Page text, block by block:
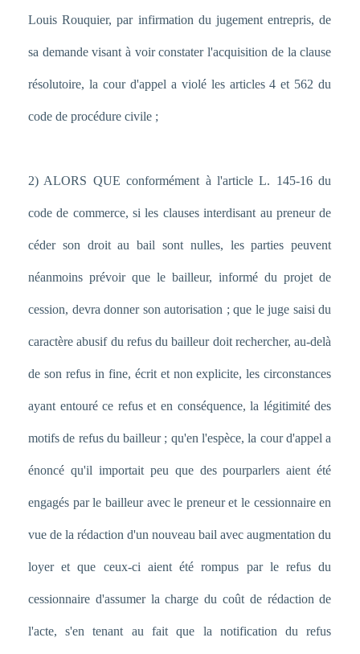
Louis Rouquier, par infirmation du jugement entrepris, de
sa demande visant à voir constater l'acquisition de la clause
résolutoire, la cour d'appel a violé les articles 4 et 562 du
code de procédure civile ;
2) ALORS QUE conformément à l'article L. 145-16 du
code de commerce, si les clauses interdisant au preneur de
céder son droit au bail sont nulles, les parties peuvent
néanmoins prévoir que le bailleur, informé du projet de
cession, devra donner son autorisation ; que le juge saisi du
caractère abusif du refus du bailleur doit rechercher, au-delà
de son refus in fine, écrit et non explicite, les circonstances
ayant entouré ce refus et en conséquence, la légitimité des
motifs de refus du bailleur ; qu'en l'espèce, la cour d'appel a
énoncé qu'il importait peu que des pourparlers aient été
engagés par le bailleur avec le preneur et le cessionnaire en
vue de la rédaction d'un nouveau bail avec augmentation du
loyer et que ceux-ci aient été rompus par le refus du
cessionnaire d'assumer la charge du coût de rédaction de
l'acte, s'en tenant au fait que la notification du refus